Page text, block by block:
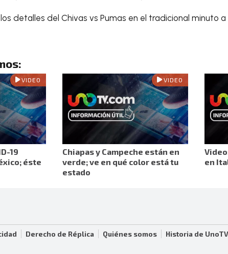
detalles del Chivas vs Pumas en el tradicional minuto
VIDEO
19
éste
VIDEO
Chiapas y Campeche están en
verde; ve en qué color está tu
estado
en
Derecho de Réplica Quiénes somos Historia de UnoTV